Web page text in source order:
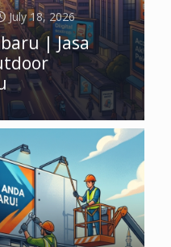
July 18, 2026
| Jasa